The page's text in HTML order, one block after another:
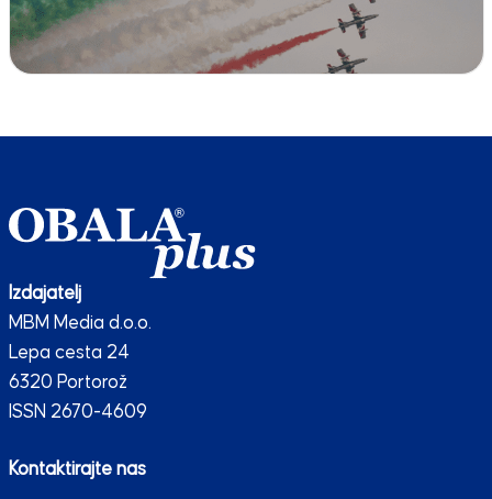
Izdajatelj
MBM Media d.o.o.
Lepa cesta 24
6320 Portorož
ISSN 2670-4609
Kontaktirajte nas